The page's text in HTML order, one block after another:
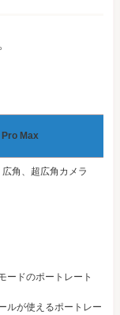
Max
角、超広角カメラ
ードのポートレート
ルが使えるポートレート